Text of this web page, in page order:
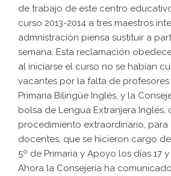
de trabajo de este centro
curso 2013-2014 a tres maestros
admnistración piensa sustituir a
semana. Esta reclamación
al iniciarse el curso no se habían
vacantes por la falta de
Primaria Bilingüe Inglés, y la
bolsa de Lengua Extranjera Inglés,
procedimiento extraordinario,
docentes, que se hicieron cargo
5º de Primaria y Apoyo los días 17
Ahora la Consejería ha